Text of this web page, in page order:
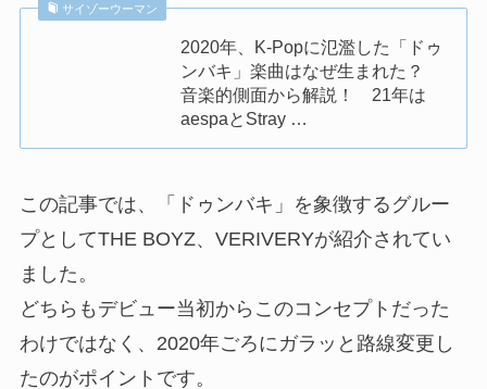
サイゾーウーマン
2020年、K-Popに氾濫した「ドゥ
ンバキ」楽曲はなぜ生まれた？
音楽的側面から解説！ 21年は
aespaとStray …
この記事では、「ドゥンバキ」を象徴するグルー
プとしてTHE BOYZ、VERIVERYが紹介されてい
ました。
どちらもデビュー当初からこのコンセプトだった
わけではなく、2020年ごろにガラッと路線変更し
たのがポイントです。